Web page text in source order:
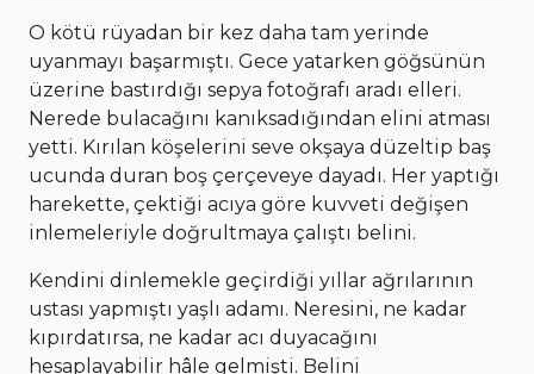
O kötü rüyadan bir kez daha tam yerinde
uyanmayı başarmıştı. Gece yatarken göğsünün
üzerine bastırdığı sepya fotoğrafı aradı elleri.
Nerede bulacağını kanıksadığından elini atması
yetti. Kırılan köşelerini seve okşaya düzeltip baş
ucunda duran boş çerçeveye dayadı. Her yaptığı
harekette, çektiği acıya göre kuvveti değişen
inlemeleriyle doğrultmaya çalıştı belini.
Kendini dinlemekle geçirdiği yıllar ağrılarının
ustası yapmıştı yaşlı adamı. Neresini, ne kadar
kıpırdatırsa, ne kadar acı duyacağını
hesaplayabilir hâle gelmişti. Belini